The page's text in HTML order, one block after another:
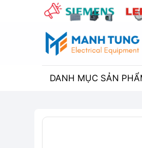
DANH MỤC SẢN